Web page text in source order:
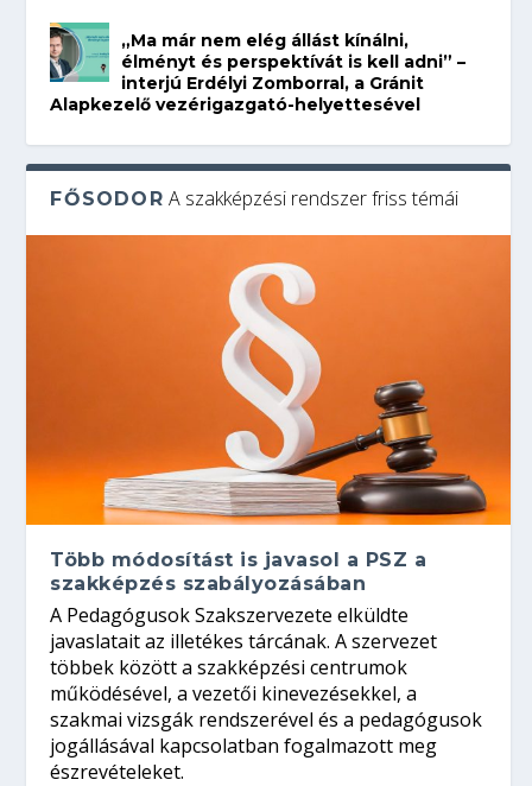
„Ma már nem elég állást kínálni,
élményt és perspektívát is kell adni” –
interjú Erdélyi Zomborral, a Gránit
Alapkezelő vezérigazgató-helyettesével
FŐSODOR A szakképzési rendszer friss témái
Több módosítást is javasol a PSZ a
szakképzés szabályozásában
A Pedagógusok Szakszervezete elküldte
javaslatait az illetékes tárcának. A szervezet
többek között a szakképzési centrumok
működésével, a vezetői kinevezésekkel, a
szakmai vizsgák rendszerével és a pedagógusok
jogállásával kapcsolatban fogalmazott meg
észrevételeket.